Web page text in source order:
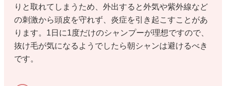
りと取れてしまうため、外出すると外気や紫外線など
の刺激から頭皮を守れず、炎症を引き起こすことがあ
ります。1日に1度だけのシャンプーが理想ですので、
抜け毛が気になるようでしたら朝シャンは避けるべき
です。